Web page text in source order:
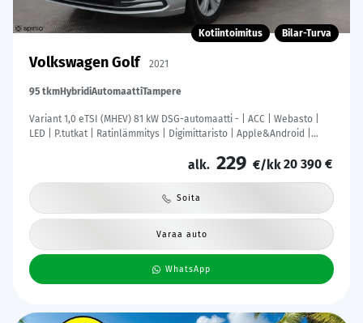
Kotiintoimitus Bilar-Turva
Volkswagen Golf 2021
95 tkmHybridiAutomaattiTampere
Variant 1,0 eTSI (MHEV) 81 kW DSG-automaatti - | ACC | Webasto |
LED | P.tutkat | Ratinlämmitys | Digimittaristo | Apple&Android |
alk. 229 €/kk20 390 €
Soita
Varaa auto
WhatsApp